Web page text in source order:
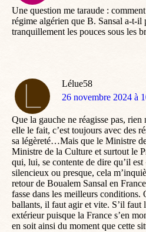
Une question me taraude :
régime algérien que B. Sansal a-t-il
tranquillement les pouces sous les
Lélue58
dit
26 novembre 2024 à
Que la gauche ne réagisse pas,
elle le fait, c’est toujours avec des
sa légèreté…Mais que le Ministre
Ministre de la Culture et surtout le
qui, lui, se contente de dire qu’il
silencieux ou presque, cela
retour de Boualem Sansal en
fasse dans les meilleurs conditions.
ballants, il faut agir et vite. S’il faut
extérieur puisque la France s’en
en soit ainsi du moment que cette